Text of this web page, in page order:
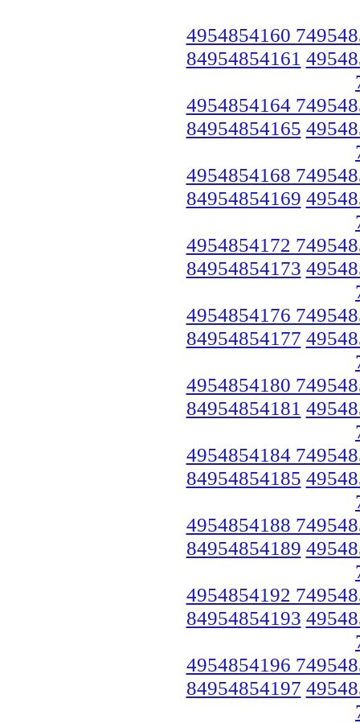
4954854160
84954854161
4954854164
84954854165
4954854168
84954854169
4954854172
84954854173
4954854176
84954854177
4954854180
84954854181
4954854184
84954854185
4954854188
84954854189
4954854192
84954854193
4954854196
84954854197